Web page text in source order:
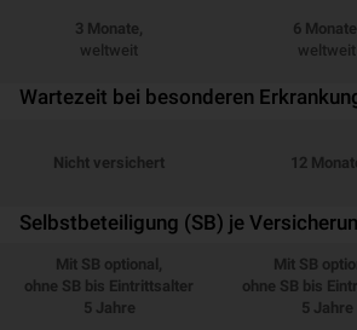
3 Monate,
weltweit
6
weltweit
Wartezeit bei besonderen
Nicht versichert 12
Selbstbeteiligung (SB) je
Mit SB optional,
ohne SB bis Eintrittsalter
5 Jahre
Mit SB
ohne SB bis
5 Jahre